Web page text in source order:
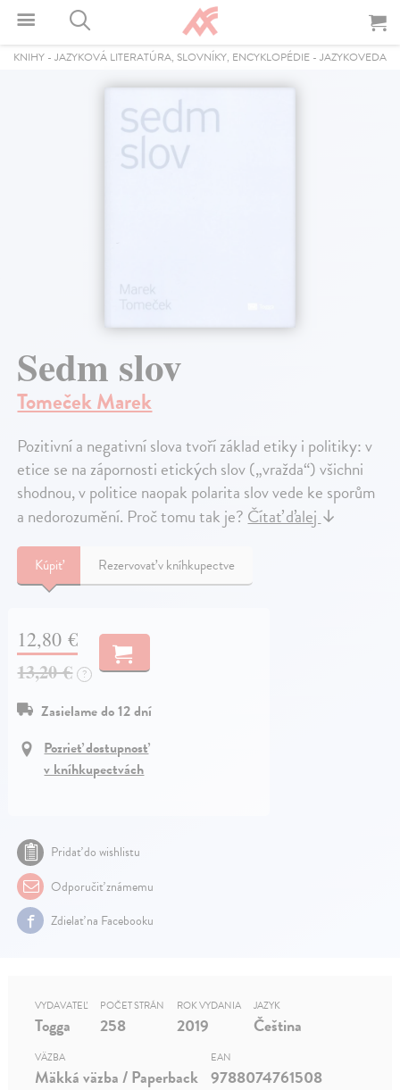
KNIHY - JAZYKOVÁ LITERATÚRA, SLOVNÍKY, ENCYKLOPÉDIE - JAZYKOVEDA
Sedm slov
Tomeček Marek
Pozitivní a negativní slova tvoří základ etiky i politiky: v
etice se na zápornosti etických slov („vražda“) všichni
shodnou, v politice naopak polarita slov vede ke sporům
a nedorozumění. Proč tomu tak je?Čítať ďalej↓
Kúpiť Rezervovať v kníhkupectve
12,80 €
13,20 €
?
Zasielame do 12 dní
Pozrieť dostupnosť
v kníhkupectvách
Pridať do wishlistu
Odporučiť známemu
Zdielať na Facebooku
VYDAVATEĽ
Togga
POČET STRÁN
258
ROK VYDANIA
2019
JAZYK
Čeština
VÄZBA
Mäkká väzba / Paperback
EAN
9788074761508